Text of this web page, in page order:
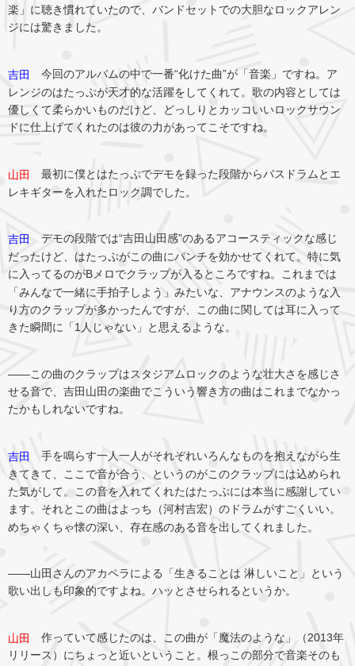
楽」に聴き慣れていたので、バンドセットでの大胆なロックアレン
ジには驚きました。
吉田
今回のアルバムの中で一番“化けた曲”が「音楽」ですね。ア
レンジのはたっぷが天才的な活躍をしてくれて。歌の内容としては
優しくて柔らかいものだけど、どっしりとカッコいいロックサウン
ドに仕上げてくれたのは彼の力があってこそですね。
山田
最初に僕とはたっぷでデモを録った段階からバスドラムとエ
レキギターを入れたロック調でした。
吉田
デモの段階では“吉田山田感”のあるアコースティックな感じ
だったけど、はたっぷがこの曲にパンチを効かせてくれて。特に気
に入ってるのがBメロでクラップが入るところですね。これまでは
「みんなで一緒に手拍子しよう」みたいな、アナウンスのような入
り方のクラップが多かったんですが、この曲に関しては耳に入って
きた瞬間に「1人じゃない」と思えるような。
――この曲のクラップはスタジアムロックのような壮大さを感じさ
せる音で、吉田山田の楽曲でこういう響き方の曲はこれまでなかっ
たかもしれないですね。
吉田
手を鳴らす一人一人がそれぞれいろんなものを抱えながら生
きてきて、ここで音が合う、というのがこのクラップには込められ
た気がして。この音を入れてくれたはたっぷには本当に感謝してい
ます。それとこの曲はよっち（河村吉宏）のドラムがすごくいい。
めちゃくちゃ懐の深い、存在感のある音を出してくれました。
――山田さんのアカペラによる「生きることは 淋しいこと」という
歌い出しも印象的ですよね。ハッとさせられるというか。
山田
作っていて感じたのは、この曲が「魔法のような」（2013年
リリース）にちょっと近いということ。根っこの部分で音楽そのも